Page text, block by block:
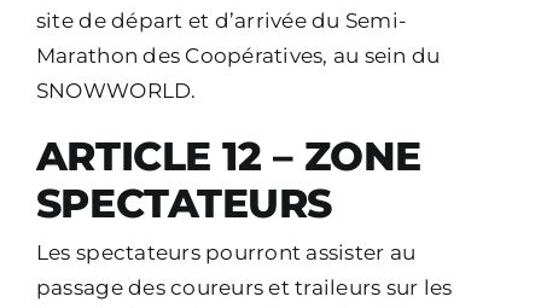
site de départ et d’arrivée du Semi-
Marathon des Coopératives, au sein du
SNOWWORLD.
ARTICLE 12 – ZONE
SPECTATEURS
Les spectateurs pourront assister au
passage des coureurs et traileurs sur les